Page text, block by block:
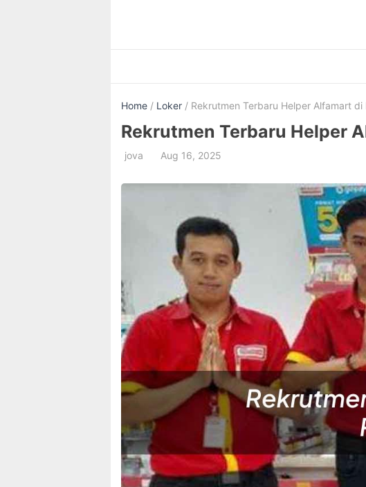
Home / Loker / Rekrutmen Terbaru Helper Alfamart di
Rekrutmen Terbaru Helper
jova Aug 16, 2025